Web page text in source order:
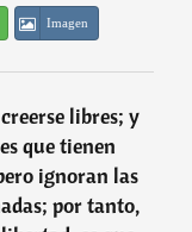
Imagen
libres; y
que tienen
ignoran las
por tanto,